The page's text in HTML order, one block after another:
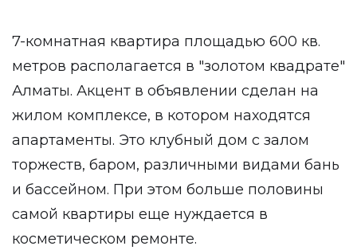
7-комнатная квартира площадью 600 кв.
метров располагается в "золотом квадрате"
Алматы. Акцент в объявлении сделан на
жилом комплексе, в котором находятся
апартаменты. Это клубный дом с залом
торжеств, баром, различными видами бань
и бассейном. При этом больше половины
самой квартиры еще нуждается в
косметическом ремонте.